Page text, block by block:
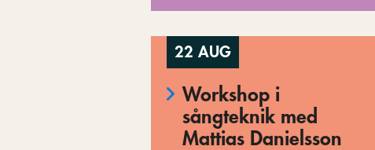
22 AUG
Workshop i
sångteknik med
Mattias Danielsson